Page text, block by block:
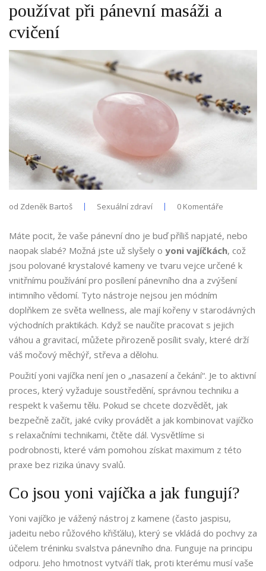
používat při pánevní masáži a
cvičení
od Zdeněk Bartoš Sexuální zdraví 0 Komentáře
Máte pocit, že vaše pánevní dno je buď příliš napjaté, nebo
naopak slabé? Možná jste už slyšely o yoni vajíčkách, což
jsou polované krystalové kameny ve tvaru vejce určené k
vnitřnímu používání pro posílení pánevního dna a zvýšení
intimního vědomí. Tyto nástroje nejsou jen módním
doplňkem ze světa wellness, ale mají kořeny v starodávných
východních praktikách. Když se naučíte pracovat s jejich
váhou a gravitací, můžete přirozeně posílit svaly, které drží
váš močový měchýř, střeva a dělohu.
Použití yoni vajíčka není jen o „nasazení a čekání“. Je to aktivní
proces, který vyžaduje soustředění, správnou techniku a
respekt k vašemu tělu. Pokud se chcete dozvědět, jak
bezpečně začít, jaké cviky provádět a jak kombinovat vajíčko
s relaxačními technikami, čtěte dál. Vysvětlíme si
podrobnosti, které vám pomohou získat maximum z této
praxe bez rizika únavy svalů.
Co jsou yoni vajíčka a jak fungují?
Yoni vajíčko je vážený nástroj z kamene (často jaspisu,
jadeitu nebo růžového křišťálu), který se vkládá do pochvy za
účelem tréninku svalstva pánevního dna. Funguje na principu
odporu. Jeho hmotnost vytváří tlak, proti kterému musí vaše